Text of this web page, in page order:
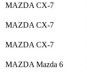
MAZDA CX-7
MAZDA CX-7
MAZDA CX-7
MAZDA Mazda 6